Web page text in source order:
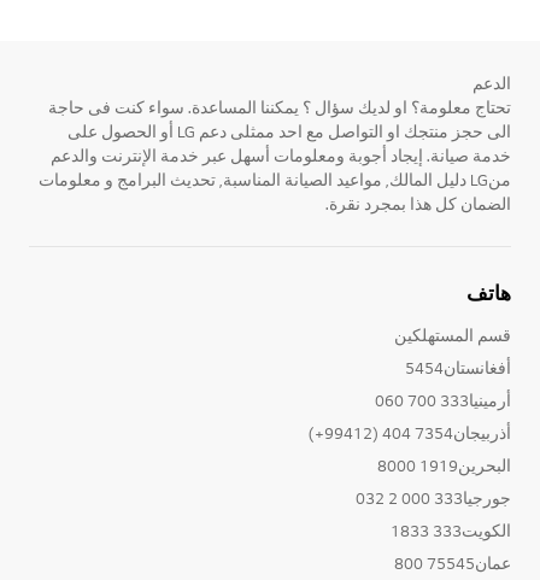
الدعم
تحتاج معلومة؟ او لديك سؤال ؟ يمكننا المساعدة. سواء كنت فى حاجة
الى حجز منتجك او التواصل مع احد ممثلى دعم LG أو الحصول على
خدمة صيانة. إيجاد أجوبة ومعلومات أسهل عبر خدمة الإنترنت والدعم
منLG دليل المالك, مواعيد الصيانة المناسبة, تحديث البرامج و معلومات
الضمان كل هذا بمجرد نقرة.
هاتف
قسم المستهلكين
أفغانستان5454
أرمينيا333 700 060
أذربيجان7354 404 (99412+)
البحرين1919 8000
جورجيا333 000 2 032
الكويت333 1833
عمان75545 800